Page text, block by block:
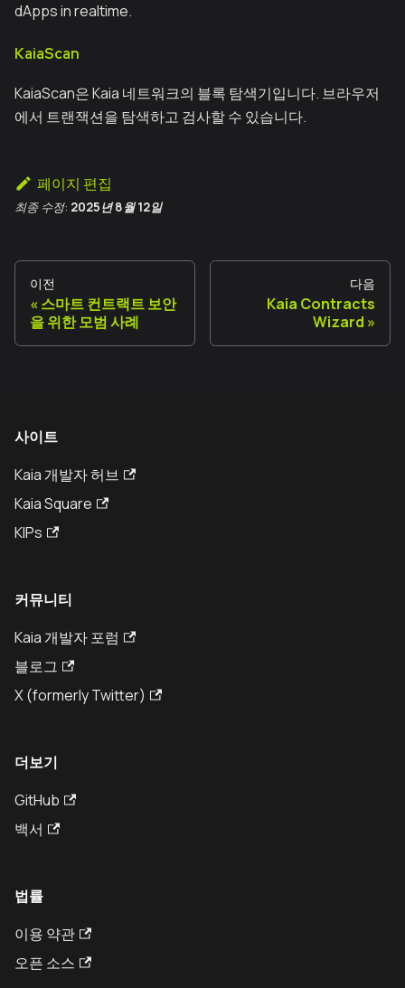
dApps in realtime.
KaiaScan
KaiaScan은 Kaia 네트워크의 블록 탐색기입니다. 브라우저
에서 트랜잭션을 탐색하고 검사할 수 있습니다.
페이지 편집
최종 수정: 2025년 8월 12일
이전
스마트 컨트랙트 보안
을 위한 모범 사례
다음
Kaia Contracts
Wizard
사이트
Kaia 개발자 허브
Kaia Square
KIPs
커뮤니티
Kaia 개발자 포럼
블로그
X (formerly Twitter)
더보기
GitHub
백서
법률
이용 약관
오픈 소스